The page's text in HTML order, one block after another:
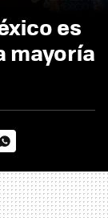
es
mayoría